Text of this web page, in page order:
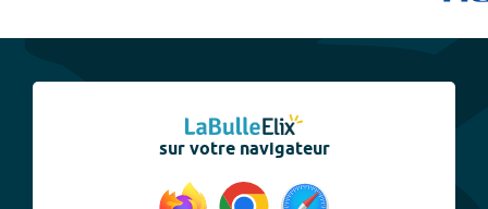
sur votre navigateur